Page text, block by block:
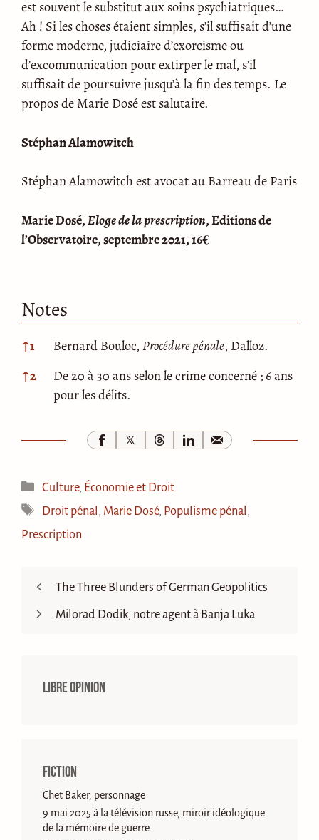
est souvent le substitut aux soins psychiatriques…
Ah ! Si les choses étaient simples, s’il suffisait d’une
forme moderne, judiciaire d’exorcisme ou
d’excommunication pour extirper le mal, s’il
suffisait de poursuivre jusqu’à la fin des temps. Le
propos de Marie Dosé est salutaire.
Stéphan Alamowitch
Stéphan Alamowitch est avocat au Barreau de Paris
Marie Dosé,Eloge de la prescription, Editions de
l’Observatoire, septembre 2021, 16€
Notes
Notes
↑1 Bernard Bouloc, Procédure pénale, Dalloz.
↑2
De 20 à 30 ans selon le crime concerné ; 6 ans
pour les délits.
Catégories
Culture, Économie et Droit
Étiquettes
Droit pénal Marie Dosé, Populisme pénal
Prescription
The Three Blunders of German Geopolitics
Milorad Dodik, notre agent à Banja Luka
Libre opinion
Fiction
Chet Baker, personnage
9 mai 2025 à la télévision russe, miroir idéologique
de la mémoire de guerre